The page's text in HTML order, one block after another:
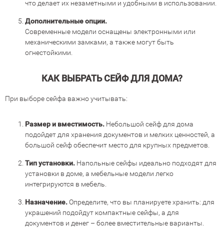
что делает их незаметными и удобными в использовании.
Дополнительные опции.
Современные модели оснащены электронными или
механическими замками, а также могут быть
огнестойкими.
КАК ВЫБРАТЬ СЕЙФ ДЛЯ ДОМА?
При выборе сейфа важно учитывать:
Размер и вместимость. Небольшой сейф для дома
подойдет для хранения документов и мелких ценностей, а
большой сейф обеспечит место для крупных предметов.
Тип установки. Напольные сейфы идеально подходят для
установки в доме, а мебельные модели легко
интегрируются в мебель.
Назначение.Определите, что вы планируете хранить: для
украшений подойдут компактные сейфы, а для
документов и денег – более вместительные варианты.